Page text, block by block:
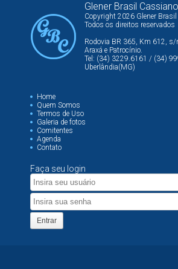
Glener Brasil Cassiano
Copyright 2026 Glener
Todos os direitos reservados
Rodovia BR 365, Km 612,
Araxá e Patrocínio.
Tel: (34) 3229.6161 / (34)
Uberlândia(MG)
Home
Quem Somos
Termos de Uso
Galeria de fotos
Comitentes
Agenda
Contato
Faça seu login
Entrar